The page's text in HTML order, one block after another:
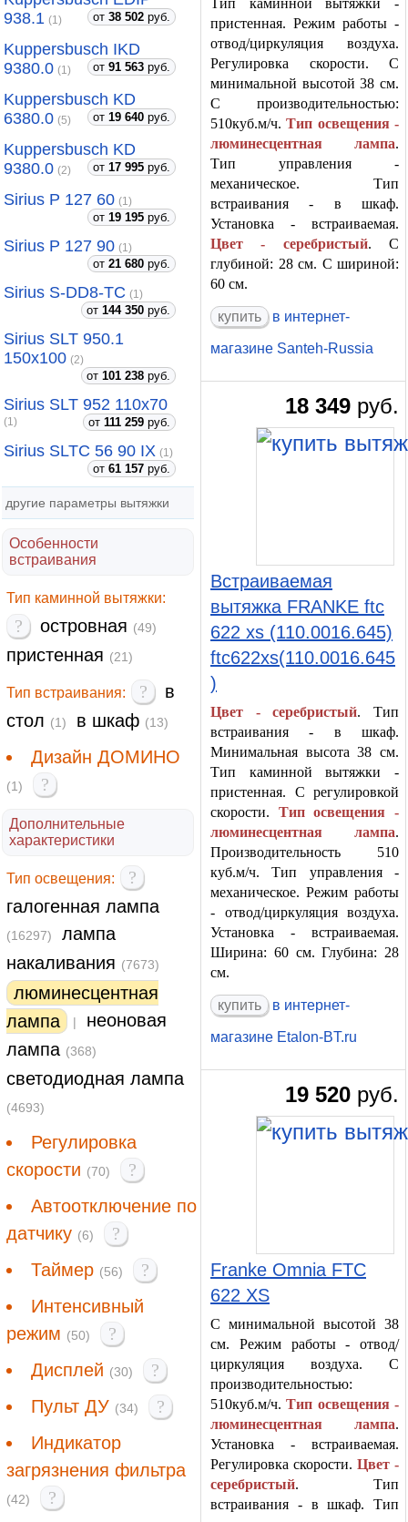
938.1 (1) от 38 502 руб.
Kuppersbusch IKD
9380.0 (1) от 91 563 руб.
Kuppersbusch KD
6380.0 (5) от 19 640 руб.
Kuppersbusch KD
9380.0 (2) от 17 995 руб.
Sirius P 127 60 (1)
от 19 195 руб.
Sirius P 127 90 (1)
от 21 680 руб.
Sirius S-DD8-ТС (1)
от 144 350 руб.
Sirius SLT 950.1
150x100 (2)
от 101 238 руб.
Sirius SLT 952 110x70
(1) от 111 259 руб.
Sirius SLTC 56 90 IX (1)
от 61 157 руб.
другие параметры вытяжки
Особенности
встраивания
Тип каминной вытяжки:
? островная (49)
пристенная (21)
Тип встраивания: ?
в
стол (1) в шкаф (13)
Дизайн ДОМИНО
(1) ?
Дополнительные
характеристики
Тип освещения:
?
галогенная лампа
(16297)
лампа
накаливания (7673)
люминесцентная
лампа
|
неоновая
лампа (368)
светодиодная лампа
(4693)
Регулировка
скорости (70)
?
Автоотключение по
датчику (6)
?
Таймер (56)
?
Интенсивный
режим (50)
?
Дисплей (30)
?
Пульт ДУ (34)
?
Индикатор
загрязнения фильтра
(42) ?
Тип каминной вытяжки -
пристенная. Режим работы -
отвод/циркуляция воздуха.
Регулировка скорости. С
минимальной высотой 38 см.
С производительностью:
510куб.м/ч.Тип освещения -
люминесцентная лампа.
Тип управления -
механическое. Тип
встраивания - в шкаф.
Установка - встраиваемая.
Цвет - серебристый. С
глубиной: 28 см. С шириной:
60 см.
купить в интернет-
магазине Santeh-Russia
18 349 руб.
Встраиваемая
вытяжка FRANKE ftc
622 xs (110.0016.645)
ftc622xs(110.0016.645
)
Цвет - серебристый. Тип
встраивания - в шкаф.
Минимальная высота 38 см.
Тип каминной вытяжки -
пристенная. С регулировкой
скорости. Тип освещения -
люминесцентная лампа.
Производительность 510
куб.м/ч. Тип управления -
механическое. Режим работы
- отвод/циркуляция воздуха.
Установка - встраиваемая.
Ширина: 60 см. Глубина: 28
см.
купить в интернет-
магазине Etalon-BT.ru
19 520 руб.
Franke Omnia FTC
622 XS
С минимальной высотой 38
см. Режим работы - отвод/
циркуляция воздуха. С
производительностью:
510куб.м/ч.Тип освещения -
люминесцентная лампа.
Установка - встраиваемая.
Регулировка скорости. Цвет -
серебристый. Тип
встраивания - в шкаф. Тип